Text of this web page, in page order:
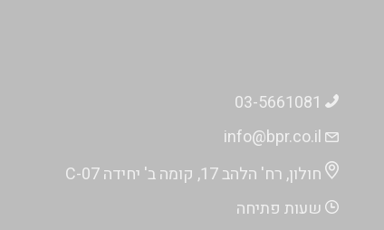
חולון, רח' הלהב 17, קומה ב' יחידה C-07
שעות פתיחה